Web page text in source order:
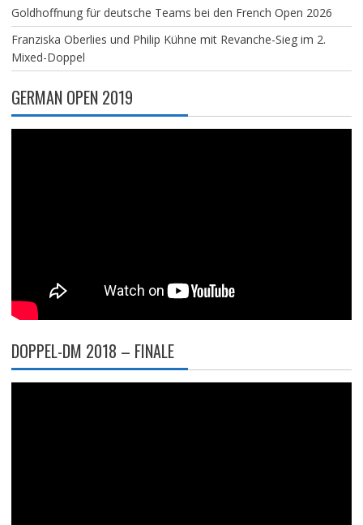
Goldhoffnung für deutsche Teams bei den French Open 2026
Franziska Oberlies und Philip Kühne mit Revanche-Sieg im 2.
Mixed-Doppel
GERMAN OPEN 2019
DOPPEL-DM 2018 – FINALE